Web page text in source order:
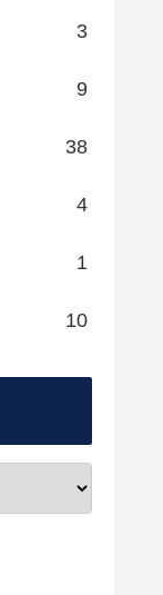
3
9
38
4
1
10